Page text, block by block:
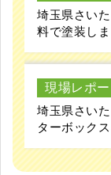
埼玉県さい
料で塗装し
現場レポー
埼玉県さい
ターボック